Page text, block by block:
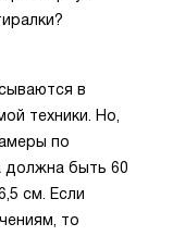
в
техники. Но,
по
должна быть 60
см. Если
то